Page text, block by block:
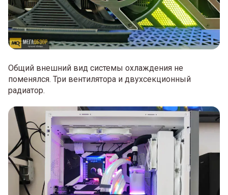
Общий внешний вид системы охлаждения не
поменялся. Три вентилятора и двухсекционный
радиатор.